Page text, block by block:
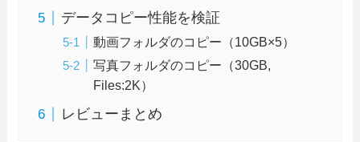
データコピー性能を検証
動画フォルダのコピー（10GB×5）
写真フォルダのコピー（30GB,
Files:2K）
レビューまとめ